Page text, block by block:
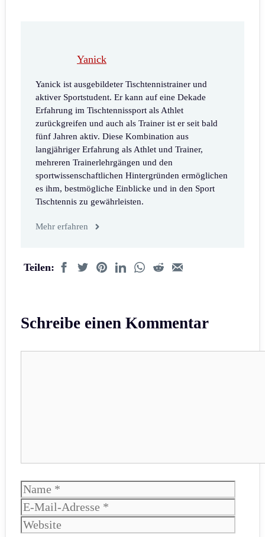
Yanick
Yanick ist ausgebildeter Tischtennistrainer und
aktiver Sportstudent. Er kann auf eine Dekade
Erfahrung im Tischtennissport als Athlet
zurückgreifen und auch als Trainer ist er seit bald
fünf Jahren aktiv. Diese Kombination aus
langjähriger Erfahrung als Athlet und Trainer,
mehreren Trainerlehrgängen und den
sportwissenschaftlichen Hintergründen ermöglichen
es ihm, bestmögliche Einblicke und in den Sport
Tischtennis zu gewährleisten.
Mehr erfahren
Teilen:
Schreibe einen Kommentar
Name